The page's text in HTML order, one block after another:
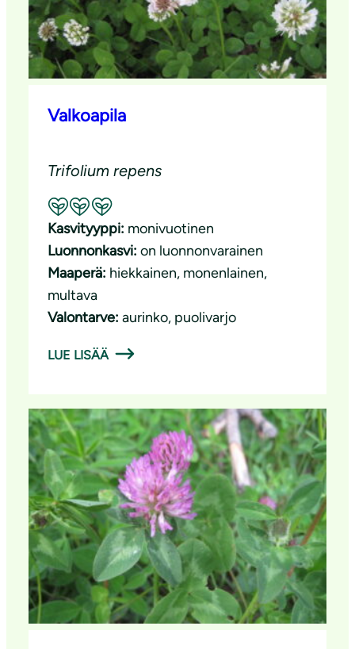
Valkoapila
Trifolium repens
Suositeltavuus: Erinomainen pölyttäjäkasvi
Kasvityyppi: monivuotinen
Luonnonkasvi: on luonnonvarainen
Maaperä: hiekkainen, monenlainen
multava
Valontarve: aurinko, puolivarjo
LUE LISÄÄ